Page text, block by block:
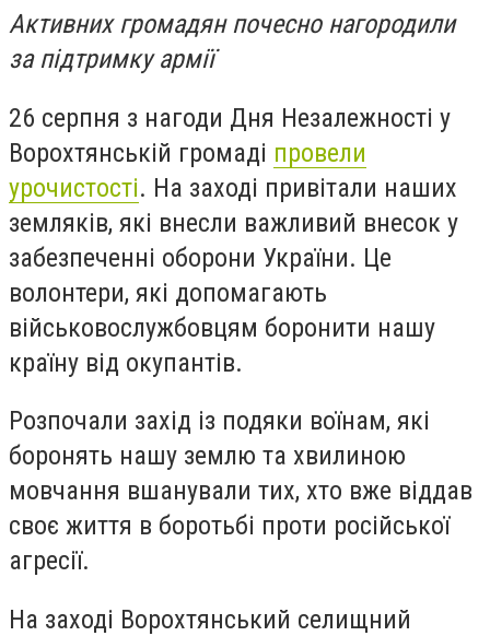
Активних громадян почесно нагородили
за підтримку армії
26 серпня з нагоди Дня Незалежності у
Ворохтянській громаді провели
урочистості. На заході привітали наших
земляків, які внесли важливий внесок у
забезпеченні оборони України. Це
волонтери, які допомагають
військовослужбовцям боронити нашу
країну від окупантів.
Розпочали захід із подяки воїнам, які
боронять нашу землю та хвилиною
мовчання вшанували тих, хто вже віддав
своє життя в боротьбі проти російської
агресії.
На заході Ворохтянський селищний